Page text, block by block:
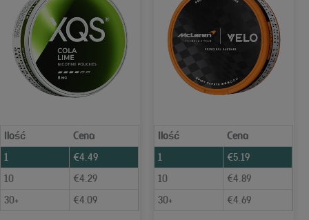
Ilość
Cena
1
€4.49
10
€4.29
30+
€4.09
Ilość
Cena
1
€5.19
10
€4.89
30+
€4.69